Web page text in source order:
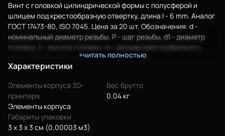
Винт с головкой цилиндрической формы с полусферой и
шлицем под крестообразную отвертку, длина l - 6 mm. Аналог
ГОСТ 17473-80, ISO 7045. Цена за 20 шт. Обозначения: d -
номинальный диаметр резьбы, P - шаг резьбы, d1 - диаметр
головки, k - высота головки, m - размер крестообразного
шлица PH или PZ, l - длина винта.
+читать полностью
Характеристики
Элементы корпуса 3D-
принтера
Элементы корпуса
Вес брутто
0.04 кг
Габариты упаковки
3 x 3 x 3 см (0,00003 м3)
Еще
О нас
Филиалы
Сертификаты